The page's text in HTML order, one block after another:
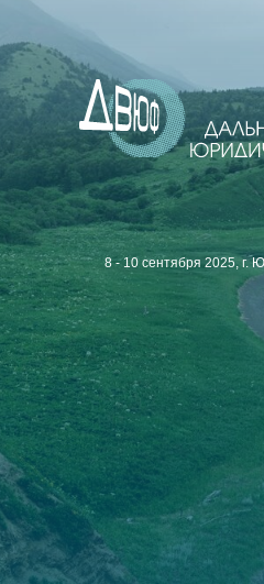
8 - 10 сентября 2025, г.